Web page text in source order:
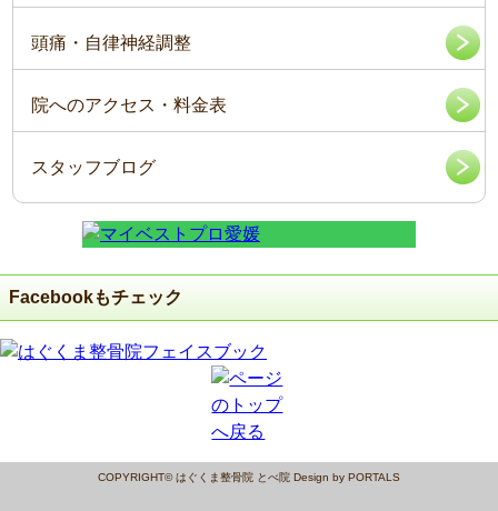
頭痛・自律神経調整
院へのアクセス・料金表
スタッフブログ
Facebookもチェック
COPYRIGHT© はぐくま整骨院 とべ院 Design by PORTALS